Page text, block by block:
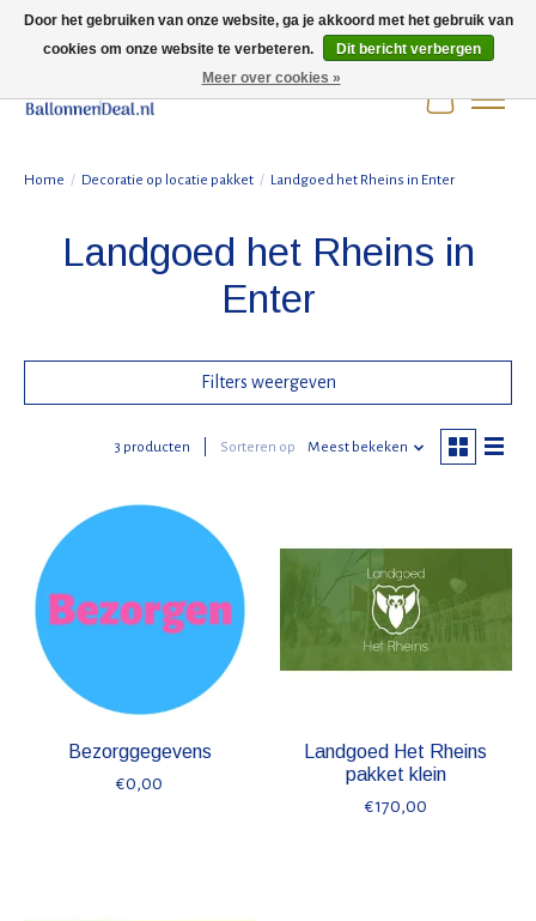
Wij zijn gesloten t/m 3 augustus i.v.m. de zomervakantie.
Home / Decoratie op locatie pakket / Landgoed het Rheins in Enter
Landgoed het Rheins in
Enter
Filters weergeven
3 producten Sorteren op Meest bekeken
Bezorggegevens
€0,00
Landgoed Het Rheins
pakket klein
€170,00
Door het gebruiken van onze website, ga je akkoord met het gebruik van
cookies om onze website te verbeteren.
Dit bericht verbergen
Meer over cookies »